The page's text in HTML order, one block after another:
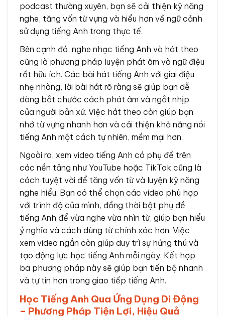
podcast thường xuyên, bạn sẽ cải thiện kỹ năng
nghe, tăng vốn từ vựng và hiểu hơn về ngữ cảnh
sử dụng tiếng Anh trong thực tế.
Bên cạnh đó, nghe nhạc tiếng Anh và hát theo
cũng là phương pháp luyện phát âm và ngữ điệu
rất hữu ích. Các bài hát tiếng Anh với giai điệu
nhẹ nhàng, lời bài hát rõ ràng sẽ giúp bạn dễ
dàng bắt chước cách phát âm và ngắt nhịp
của người bản xứ. Việc hát theo còn giúp bạn
nhớ từ vựng nhanh hơn và cải thiện khả năng nói
tiếng Anh một cách tự nhiên, mềm mại hơn.
Ngoài ra, xem video tiếng Anh có phụ đề trên
các nền tảng như YouTube hoặc TikTok cũng là
cách tuyệt vời để tăng vốn từ và luyện kỹ năng
nghe hiểu. Bạn có thể chọn các video phù hợp
với trình độ của mình, đồng thời bật phụ đề
tiếng Anh để vừa nghe vừa nhìn từ, giúp bạn hiểu
ý nghĩa và cách dùng từ chính xác hơn. Việc
xem video ngắn còn giúp duy trì sự hứng thú và
tạo động lực học tiếng Anh mỗi ngày. Kết hợp
ba phương pháp này sẽ giúp bạn tiến bộ nhanh
và tự tin hơn trong giao tiếp tiếng Anh.
Học Tiếng Anh Qua Ứng Dụng Di Động
– Phương Pháp Tiện Lợi, Hiệu Quả